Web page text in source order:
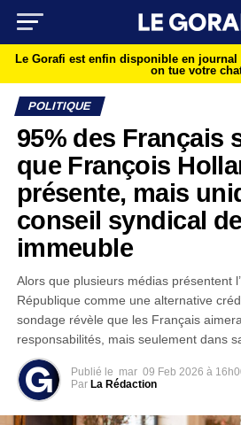
Le Gorafi est enfin disponible en journal
on tue votre
POLITIQUE
95% des Français
que François
présente, mais
conseil syndical
immeuble
Alors que plusieurs médias présentent
République comme une alternative
sondage révèle que les Français
responsabilités, mais seulement dans
Publié le mar 09 Feb 2026 à
Par La Rédaction